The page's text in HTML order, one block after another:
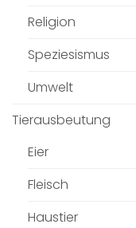
Religion
Speziesismus
Umwelt
Tierausbeutung
Eier
Fleisch
Haustier